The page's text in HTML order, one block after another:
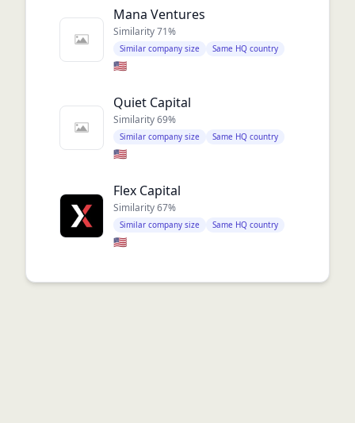
Mana Ventures
Similarity71%
Similar company size Same HQ country
🇺🇸
Quiet Capital
Similarity69%
Similar company size Same HQ country
🇺🇸
Flex Capital
Similarity67%
Similar company size Same HQ country
🇺🇸